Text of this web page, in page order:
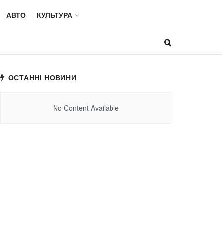
АВТО КУЛЬТУРА
ОСТАННІ НОВИНИ
No Content Available